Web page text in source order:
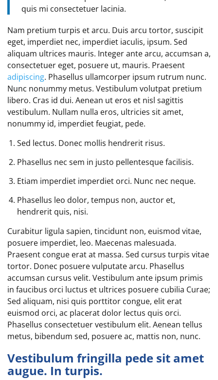
quis mi consectetuer lacinia.
Nam pretium turpis et arcu. Duis arcu tortor, suscipit
eget, imperdiet nec, imperdiet iaculis, ipsum. Sed
aliquam ultrices mauris. Integer ante arcu, accumsan a,
consectetuer eget, posuere ut, mauris. Praesent
adipiscing. Phasellus ullamcorper ipsum rutrum nunc.
Nunc nonummy metus. Vestibulum volutpat pretium
libero. Cras id dui. Aenean ut eros et nisl sagittis
vestibulum. Nullam nulla eros, ultricies sit amet,
nonummy id, imperdiet feugiat, pede.
Sed lectus. Donec mollis hendrerit risus.
Phasellus nec sem in justo pellentesque facilisis.
Etiam imperdiet imperdiet orci. Nunc nec neque.
Phasellus leo dolor, tempus non, auctor et,
hendrerit quis, nisi.
Curabitur ligula sapien, tincidunt non, euismod vitae,
posuere imperdiet, leo. Maecenas malesuada.
Praesent congue erat at massa. Sed cursus turpis vitae
tortor. Donec posuere vulputate arcu. Phasellus
accumsan cursus velit. Vestibulum ante ipsum primis
in faucibus orci luctus et ultrices posuere cubilia Curae;
Sed aliquam, nisi quis porttitor congue, elit erat
euismod orci, ac placerat dolor lectus quis orci.
Phasellus consectetuer vestibulum elit. Aenean tellus
metus, bibendum sed, posuere ac, mattis non, nunc.
Vestibulum fringilla pede sit amet
augue. In turpis.